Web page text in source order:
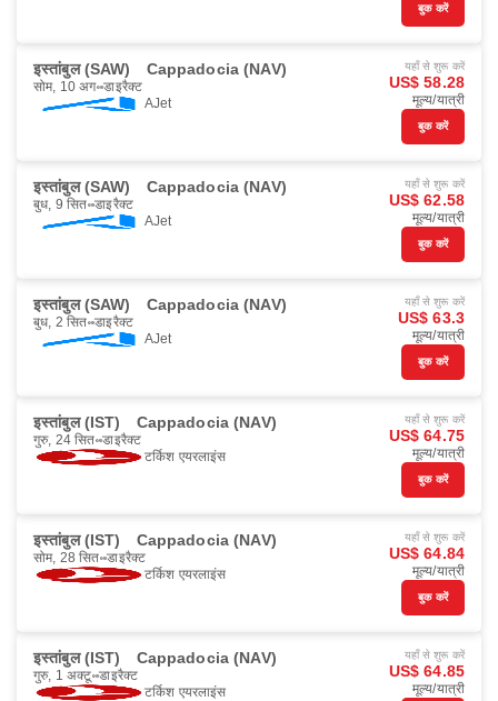
बुक करें
इस्तांबुल (SAW) Cappadocia (NAV)
सोम, 10 अग॰ डाइरैक्ट
AJet
यहाँ से शुरू करें
US$ 58.28
मूल्य/यात्री
बुक करें
इस्तांबुल (SAW) Cappadocia (NAV)
बुध, 9 सित॰ डाइरैक्ट
AJet
यहाँ से शुरू करें
US$ 62.58
मूल्य/यात्री
बुक करें
इस्तांबुल (SAW) Cappadocia (NAV)
बुध, 2 सित॰ डाइरैक्ट
AJet
यहाँ से शुरू करें
US$ 63.3
मूल्य/यात्री
बुक करें
इस्तांबुल (IST) Cappadocia (NAV)
गुरु, 24 सित॰ डाइरैक्ट
टर्किश एयरलाइंस
यहाँ से शुरू करें
US$ 64.75
मूल्य/यात्री
बुक करें
इस्तांबुल (IST) Cappadocia (NAV)
सोम, 28 सित॰ डाइरैक्ट
टर्किश एयरलाइंस
यहाँ से शुरू करें
US$ 64.84
मूल्य/यात्री
बुक करें
इस्तांबुल (IST) Cappadocia (NAV)
गुरु, 1 अक्टू॰ डाइरैक्ट
टर्किश एयरलाइंस
यहाँ से शुरू करें
US$ 64.85
मूल्य/यात्री